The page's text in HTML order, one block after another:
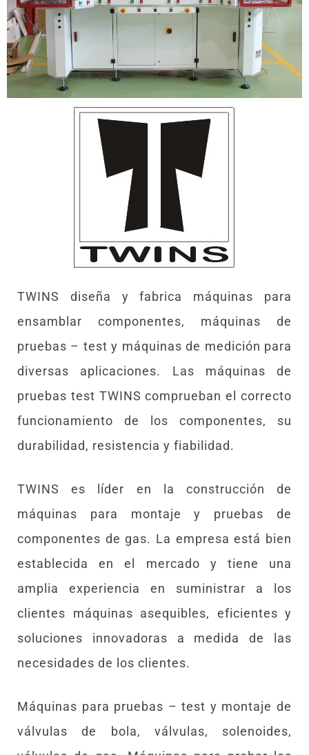
TWINS diseña y fabrica máquinas para
ensamblar componentes, máquinas de
pruebas – test y máquinas de medición para
diversas aplicaciones. Las máquinas de
pruebas test TWINS comprueban el correcto
funcionamiento de los componentes, su
durabilidad, resistencia y fiabilidad.
TWINS es líder en la construcción de
máquinas para montaje y pruebas de
componentes de gas. La empresa está bien
establecida en el mercado y tiene una
amplia experiencia en suministrar a los
clientes máquinas asequibles, eficientes y
soluciones innovadoras a medida de las
necesidades de los clientes.
Máquinas para pruebas – test y montaje de
válvulas de bola, válvulas, solenoides,